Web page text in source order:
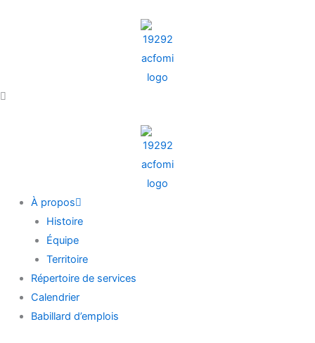
À propos
Histoire
Équipe
Territoire
Répertoire de services
Calendrier
Babillard d’emplois